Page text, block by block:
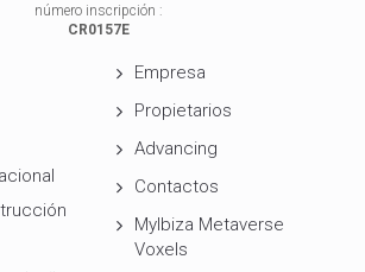
número inscripción :
CR0157E
Empresa
Propietarios
Advancing
Contactos
MyIbiza Metaverse
Voxels